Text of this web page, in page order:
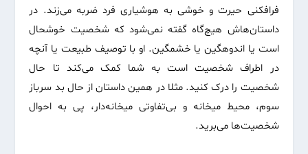
فرافکنی حیرت و خوشی به هوشیاری فرد ضربه می‌زند. در
داستان‌هاش هیچ‌گاه گفته نمی‌شود که شخصیت خوشحال
است یا اندوهگین یا خشمگین. او با توصیف طبیعت یا آنچه
در اطراف شخصیت است به شما کمک می‌کند تا حال
شخصیت را درک کنید. مثلا در همین داستان از حال بد سرباز
سوم، محیط میخانه و بی‌تفاوتی میخانه‌دار، پی به احوال
شخصیت‌ها می‌برید.